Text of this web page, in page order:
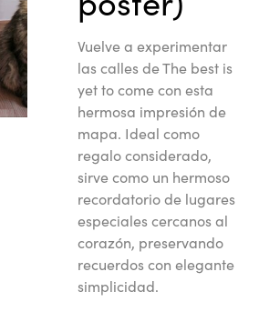
Vuelve a experimentar
las calles de The best is
yet to come con esta
hermosa impresión de
mapa. Ideal como
regalo considerado,
sirve como un hermoso
recordatorio de lugares
especiales cercanos al
corazón, preservando
recuerdos con elegante
simplicidad.